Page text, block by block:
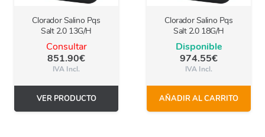
Clorador Salino Pqs
Salt 2.0 13G/H
Consultar
851.90€
IVA Incl.
VER PRODUCTO
Clorador Salino Pqs
Salt 2.0 18G/H
Disponible
974.55€
IVA Incl.
AÑADIR AL CARRITO